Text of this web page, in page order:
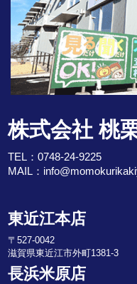
株式会社 桃
TEL：0748-24-9225
MAIL：
東近江本店
〒527-0042
滋賀県東近江市外町1381-3
長浜米原店